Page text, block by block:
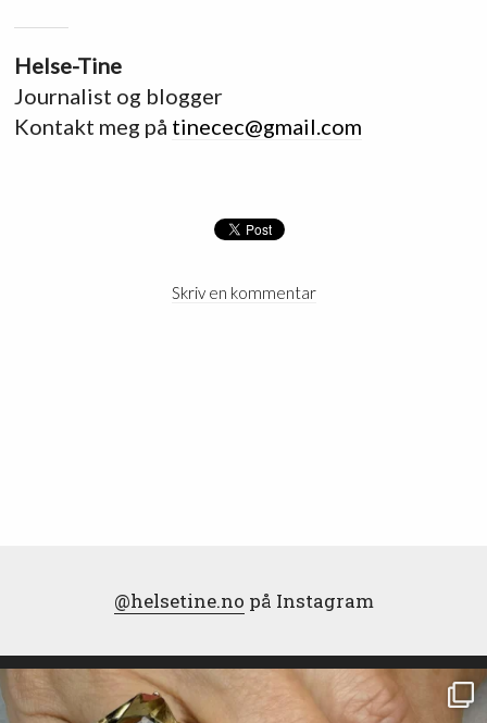
Helse-Tine
Journalist og blogger
Kontakt meg på tinecec@gmail.com
Skriv en kommentar
@helsetine.no på Instagram